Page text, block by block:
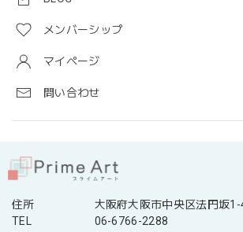
メンバーシップ
マイページ
問い合わせ
住所
大阪府大阪市中央区法円坂
TEL
06-6766-2288